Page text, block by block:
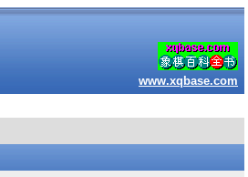
www.xqbase.com